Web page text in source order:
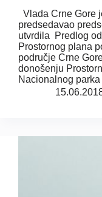
Vlada Crne Gore
predsedavao
utvrdila Predlog
Prostornog plana
područje Crne
donošenju
Nacionalnog